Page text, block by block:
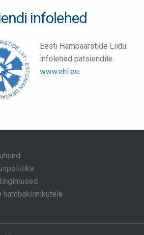
infolehed
Eesti Hambaarstide Liidu
infolehed patsiendile.
www.ehl.ee
hambakliinikutele